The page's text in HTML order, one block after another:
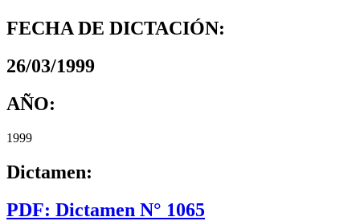
FECHA DE DICTACIÓN:
26/03/1999
AÑO:
1999
Dictamen:
PDF: Dictamen N° 1065